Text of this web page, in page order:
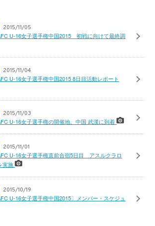
2015/11/05
U-16女子選手権中国2015 初戦に向けて最終調
2015/11/04
U-16女子選手権中国2015 8日目活動レポート
2015/11/03
U-16女子選手権の開催地、中国 武漢に到着
2015/11/01
U-16女子選手権直前合宿5日目 アスルクラロ
実施
2015/10/19
U-16女子選手権中国2015〕メンバー・スケジュ